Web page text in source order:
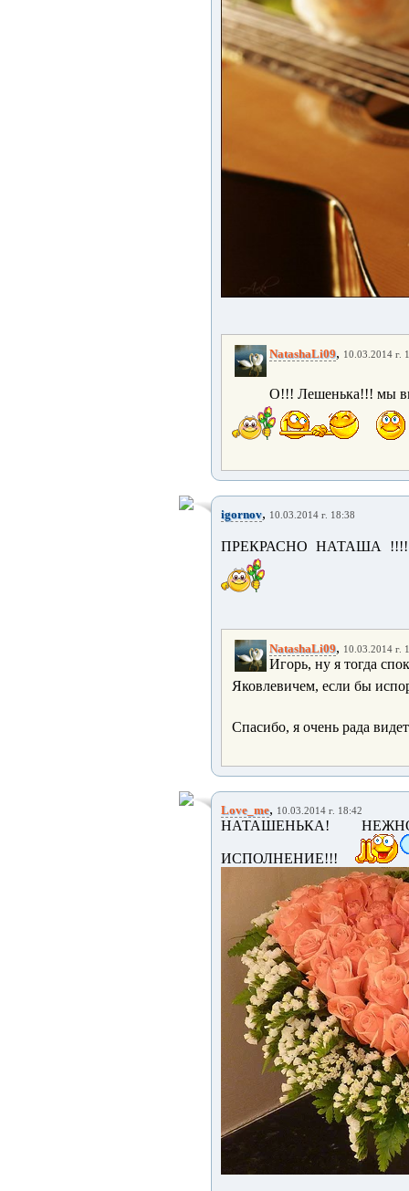
NatashaLi09, 10.03.2014 г.
О!!! Лешенька!!! мы
igornov, 10.03.2014 г. 18:38
ПРЕКРАСНО НАТАША
NatashaLi09, 10.03.2014 г.
Игорь, ну я тогда
Яковлевичем, если бы
Спасибо, я очень рада
Love_me, 10.03.2014 г. 18:42
НАТАШЕНЬКА!
ИСПОЛНЕНИЕ!!!